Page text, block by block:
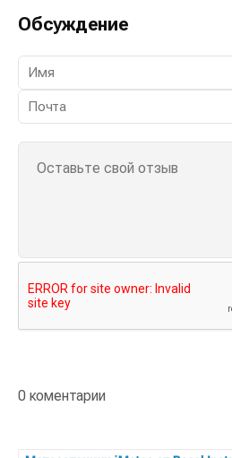
Обсуждение
0 коментарии